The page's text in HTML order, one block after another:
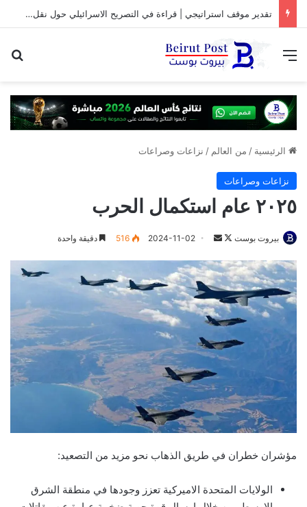
تقدير موقف استراتيجي | قراءة في التصريح الاسرائيلي حول نقل المفاوضات مع لبنان من واشنطن الى روما
القائمة
الرئيسية / من العالم / نزاعات وصراعات
نزاعات وصراعات
٢٠٢٥ عام استكمال الحرب
بيروت بوست
تابع
X
أرسل
إلكترونيا
2024-11-02
516 دقيقة واحدة
مؤشران خطران في طريق الذهاب نحو مزيد من التصعيد:
الولايات المتحدة الاميركية تعزز وجودها في منطقة الشرق